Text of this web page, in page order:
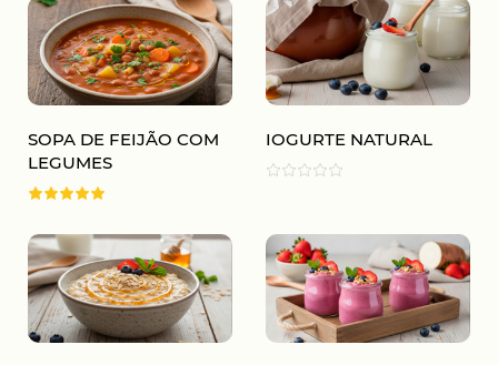
Mais populares
SOPA DE FEIJÃO COM
LEGUMES
IOGURTE NATURAL